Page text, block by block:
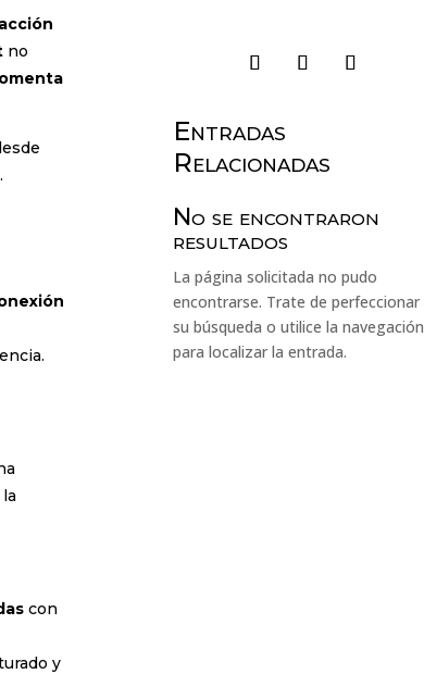
no
.
con
y
Entradas
Relacionadas
No se encontraron
resultados
La página solicitada no pudo
encontrarse. Trate de perfeccionar
su búsqueda o utilice la navegación
para localizar la entrada.